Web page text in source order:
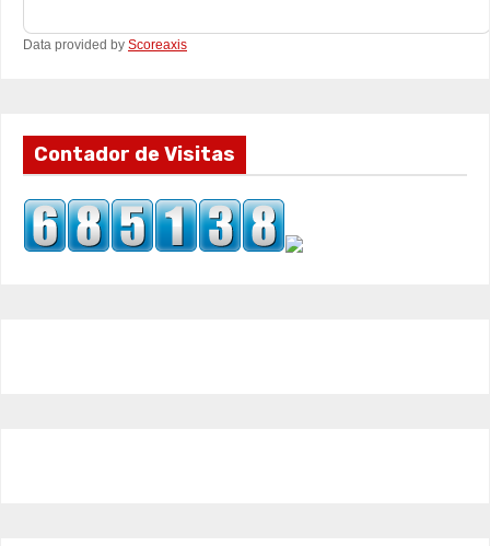
Data provided by Scoreaxis
Contador de Visitas